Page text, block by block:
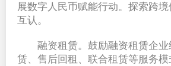
展数字人民币赋能行动。探索跨
互认。
融资租赁。鼓励融资租赁企业
赁、售后回租、联合租赁等服务